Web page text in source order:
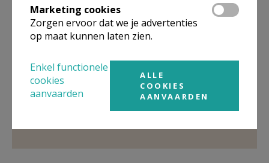
Gepubliceerd door
Pastorale Eenheid H. Paulus Diepenbeek
Meer
Marketing cookies
Zorgen ervoor dat we je advertenties
op maat kunnen laten zien.
Enkel functionele
cookies
aanvaarden
ALLE
COOKIES
AANVAARDEN